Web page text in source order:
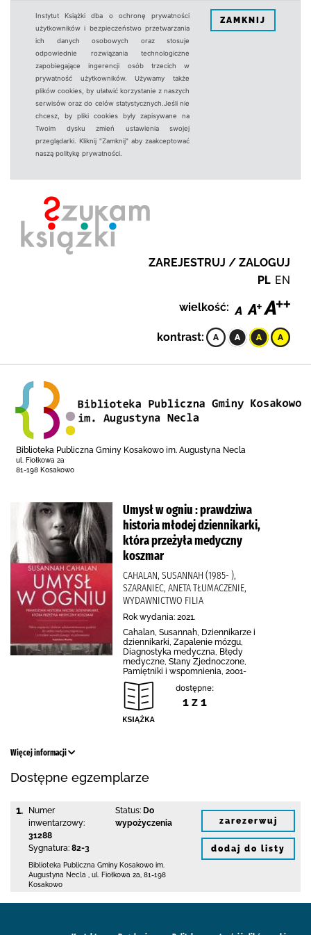
Instytut Książki dba o ochronę prywatności
użytkowników i bezpieczeństwo przetwarzania
ich danych osobowych oraz stosuje
odpowiednie rozwiązania technologiczne
zapobiegające ingerencji osób trzecich w
prywatność użytkowników. Używamy także
plików cookies, by ułatwić korzystanie z naszych
serwisów oraz do celów statystycznych.Jeśli nie
chcesz, by pliki cookies były zapisywane na
Twoim dysku zmień ustawienia swojej
przeglądarki. Kliknij "Zamknij" aby zaakceptować
naszą politykę prywatności.
ZAMKNIJ
ZAREJESTRUJ / ZALOGUJ
PL EN
wielkość:
kontrast:
Biblioteka Publiczna Gminy Kosakowo im. Augustyna Necla
ul. Fiołkowa 2a
81-198 Kosakowo
Umysł w ogniu : prawdziwa
historia młodej dziennikarki,
która przeżyła medyczny
koszmar
CAHALAN, SUSANNAH (1985- ),
SZARANIEC, ANETA TŁUMACZENIE,
WYDAWNICTWO FILIA
Rok wydania: 2021.
Cahalan, Susannah, Dziennikarze i
dziennikarki, Zapalenie mózgu,
Diagnostyka medyczna, Błędy
medyczne, Stany Zjednoczone,
Pamiętniki i wspomnienia, 2001-
dostępne:
1 z 1
Więcej informacji
Dostępne egzemplarze
1.
Numer
inwentarzowy:
31288
Sygnatura: 82-3
Status: Do
wypożyczenia
Biblioteka Publiczna Gminy Kosakowo im.
Augustyna Necla
ul. Fiołkowa 2a 81-198
Kosakowo
zarezerwuj
dodaj do listy